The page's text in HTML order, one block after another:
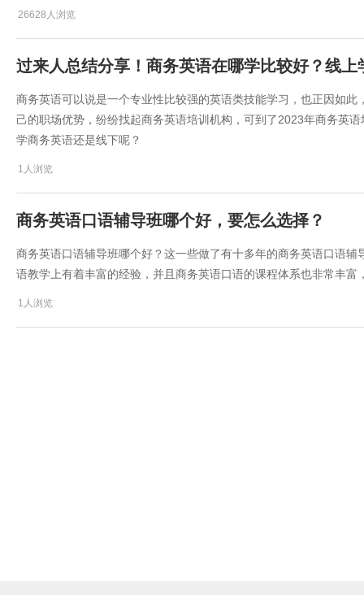
26628人浏览
过来人总结分享！商务英语在哪学比较好？线
商务英语可以说是一个专业性比较强的英语类技能学习，也正因如
己的职场优势，纷纷找起商务英语培训机构，可到了2023年商务英
学商务英语还是线下呢？
1人浏览
​商务英语口语辅导班哪个好，要怎么选择？
商务英语口语辅导班哪个好？这一些做了有十多年的商务英语口语
语教学上有着丰富的经验，并且商务英语口语的课程体系也非常丰
1人浏览